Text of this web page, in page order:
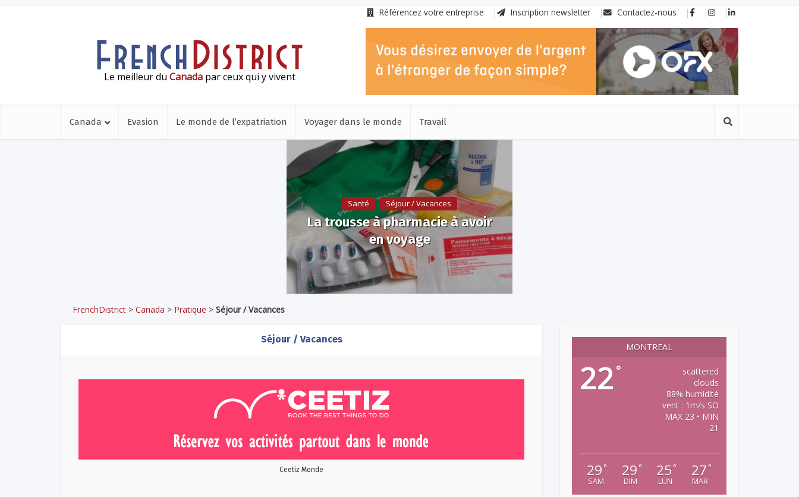
Référencez votre entreprise Inscription newsletter Contactez-nous
Le meilleur duCanada par ceux qui y vivent
Canada Evasion Le monde de l’expatriation Voyager dans le monde Travail
Santé Séjour / Vacances
La trousse à pharmacie à avoir
en voyage
FrenchDistrict > Canada > Pratique > Séjour / Vacances
Séjour / Vacances
Ceetiz Monde
MONTREAL
22 °
scattered
clouds
88% humidité
vent : 1m/s SO
MAX 23 • MIN
21
29 °
SAM
29 °
DIM
25 °
LUN
27 °
MAR